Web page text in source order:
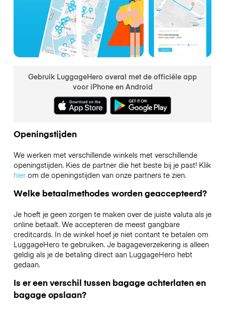
Gebruik LuggageHero overal met de officiële app
voor iPhone en Android
Openingstijden
We werken met verschillende winkels met verschillende
openingstijden. Kies de partner die het beste bij je past! Klik
hierom de openingstijden van onze partners te zien.
Welke betaalmethodes worden geaccepteerd?
Je hoeft je geen zorgen te maken over de juiste valuta als je
online betaalt. We accepteren de meest gangbare
creditcards. In de winkel hoef je niet contant te betalen om
LuggageHero te gebruiken. Je bagageverzekering is alleen
geldig als je de betaling direct aan LuggageHero hebt
gedaan.
Is er een verschil tussen bagage achterlaten en
bagage opslaan?